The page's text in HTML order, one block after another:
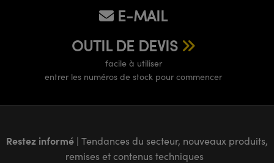
de Poche ou à Mesure Directe
E-MAIL
OUTIL DE DEVIS
facile à utiliser
entrer les numéros de stock pour commencer
Restez informé | Tendances du secteur, nouveaux produits,
remises et contenus techniques